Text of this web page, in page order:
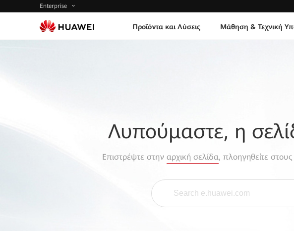
Enterprise
Προϊόντα και Λύσεις Μάθηση & Τεχνική
Λυπούμαστε, η
Επιστρέψτε στην αρχική σελίδα, πλοηγηθείτε